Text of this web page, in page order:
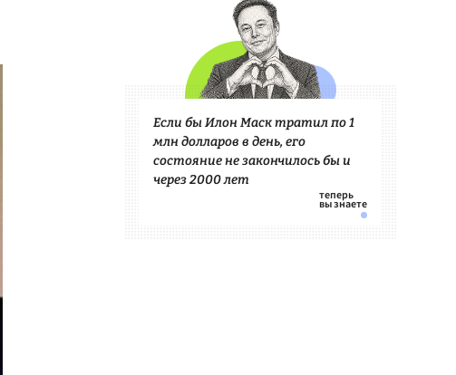
Если бы Илон Маск тратил по 1
млн долларов в день, его
состояние не закончилось бы и
через 2000 лет